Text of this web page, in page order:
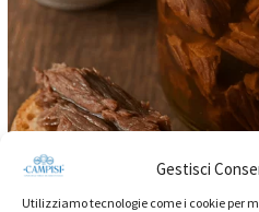
Gestisci
Utilizziamo tecnologie come i cookie per